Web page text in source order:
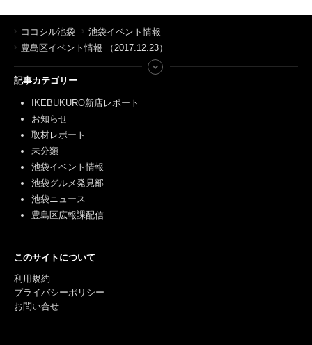
ココシル池袋
池袋イベント情報
豊島区イベント情報 （2017.12.23）
記事カテゴリー
IKEBUKURO新店レポート
お知らせ
取材レポート
未分類
池袋イベント情報
池袋グルメ発見部
池袋ニュース
豊島区広報課配信
このサイトについて
利用規約
プライバシーポリシー
お問い合せ